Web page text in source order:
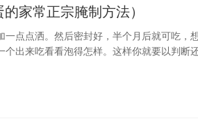
家常正宗腌制方法）
点点洒。然后密封好，半个月后就可吃，
出来吃看看泡得怎样。这样你就要以判断